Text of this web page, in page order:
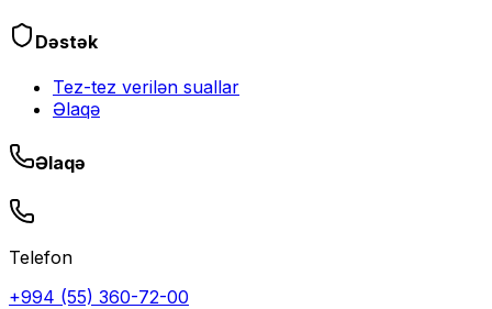
Dəstək
Tez-tez verilən suallar
Əlaqə
Əlaqə
Telefon
+994 (55) 360-72-00